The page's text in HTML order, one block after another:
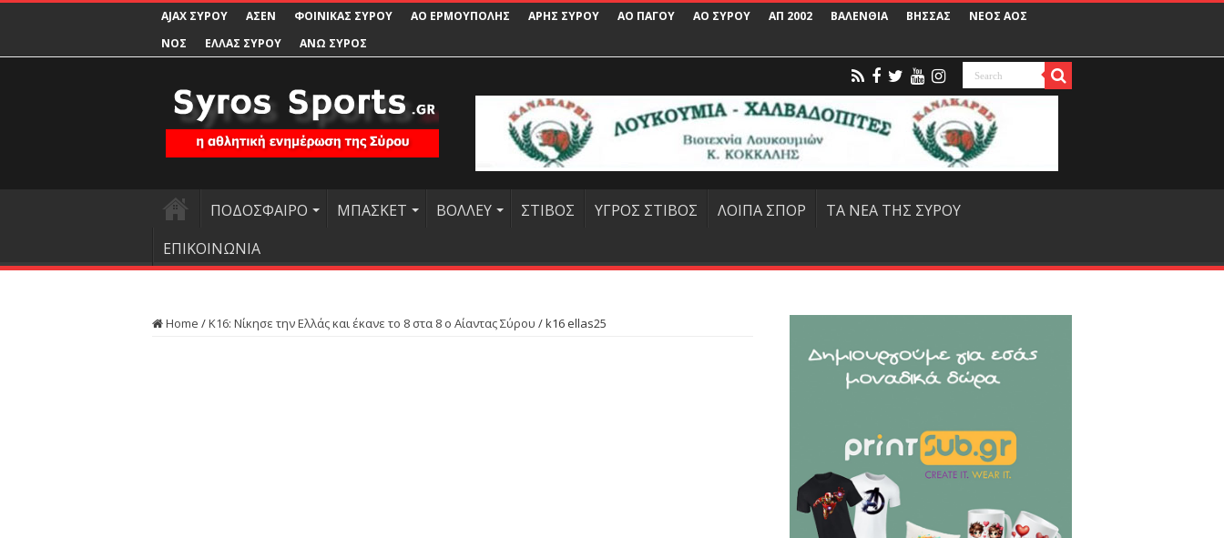
AJAX ΣΥΡΟΥ ΑΣΕΝ ΦΟΙΝΙΚΑΣ ΣΥΡΟΥ ΑΟ ΕΡΜΟΥΠΟΛΗΣ ΑΡΗΣ ΣΥΡΟΥ ΑΟ ΠΑΓΟΥ ΑΟ ΣΥΡΟΥ ΑΠ 2002 ΒΑΛΕΝΘΙΑ ΒΗΣΣΑΣ
ΝΕΟΣ ΑΟΣ
ΝΟΣ
ΕΛΛΑΣ ΣΥΡΟΥ ΑΝΩ ΣΥΡΟΣ
ΠΟΔΟΣΦΑΙΡΟ ΜΠΑΣΚΕΤ ΒΟΛΛΕΥ ΣΤΙΒΟΣ ΥΓΡΟΣ ΣΤΙΒΟΣ ΛΟΙΠΑ ΣΠΟΡ
ΤΑ ΝΕΑ ΤΗΣ ΣΥΡΟΥ
ΕΠΙΚΟΙΝΩΝΙΑ
Home /Κ16: Νίκησε την Ελλάς και έκανε το 8 στα 8 ο Αίαντας Σύρου /k16 ellas25